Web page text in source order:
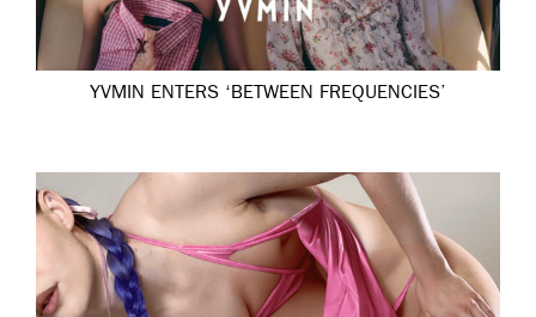
YVMIN ENTERS ‘BETWEEN FREQUENCIES’